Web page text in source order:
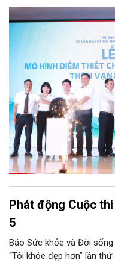
Điểm, xã Phú Xuyên.
Phát động Cuộc
5
Báo Sức khỏe và Đời
“Tôi khỏe đẹp hơn” lần